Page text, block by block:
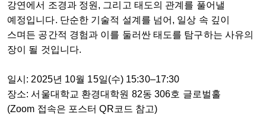
강연에서 조경과 정원, 그리고 태도의 관계를 풀어낼
예정입니다. 단순한 기술적 설계를 넘어, 일상 속 깊이
스며든 공간적 경험과 이를 둘러싼 태도를 탐구하는 사유의
장이 될 것입니다.
일시: 2025년 10월 15일(수) 15:30–17:30
장소: 서울대학교 환경대학원 82동 306호 글로벌홀
(Zoom 접속은 포스터 QR코드 참고)